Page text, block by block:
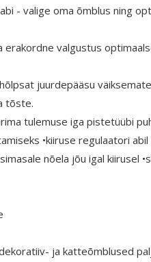
- valige oma õmblus ning
erakordne valgustus
juurdepääsu
tõste.
tulemuse iga pistetüübi
•kiiruse regulaatori
nõela jõu igal kiirusel
ja katteõmblused